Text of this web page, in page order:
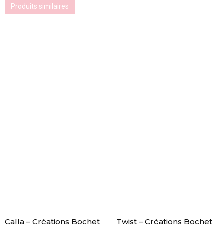
Produits similaires
Calla – Créations Bochet Twist – Créations Bochet